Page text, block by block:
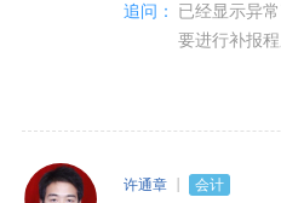
日内核实，并将核
被列入经营异常名
者禁入。银行信贷
提示该企业已列入经
追问：
已经显示异
要进行补报
许通章 会计